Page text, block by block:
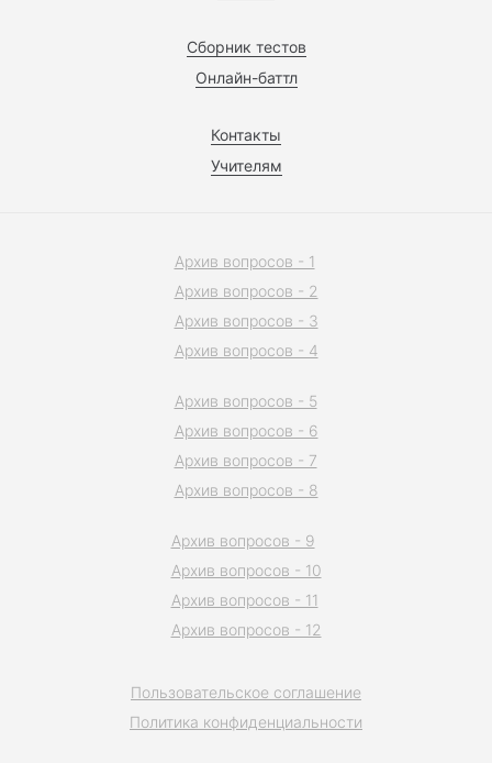
Сборник тестов
Онлайн-баттл
Контакты
Учителям
Пользовательское соглашение
Политика конфиденциальности
Архив вопросов - 1
Архив вопросов - 2
Архив вопросов - 3
Архив вопросов - 4
Архив вопросов - 5
Архив вопросов - 6
Архив вопросов - 7
Архив вопросов - 8
Архив вопросов - 9
Архив вопросов - 10
Архив вопросов - 11
Архив вопросов - 12